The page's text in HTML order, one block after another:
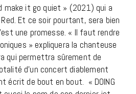
make it go quiet » (2021) qui a
Et ce soir pourtant, sera bien
une promesse. « Il faut rendre
» expliquera la chanteuse
qui permettra sûrement de
d’un concert diablement
écrit de bout en bout. « DOING